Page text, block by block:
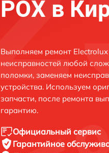
POX в
Выполняем ремонт
неисправностей любой
поломки, заменяем
устройства. Используем
запчасти, после ремонта
гарантию.
Официальный сервис
Гарантийное